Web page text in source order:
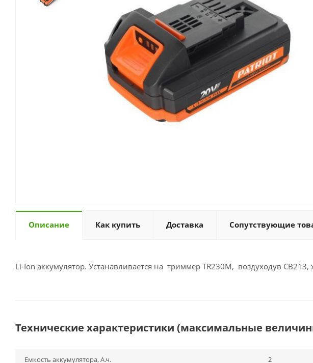
Описание Как купить Доставка Сопутствующие
Li-Ion аккумулятор. Устанавливается на триммер TR230M, воздуходув
Технические характеристики (максимальные
Емкость аккумулятора, А.ч. 2